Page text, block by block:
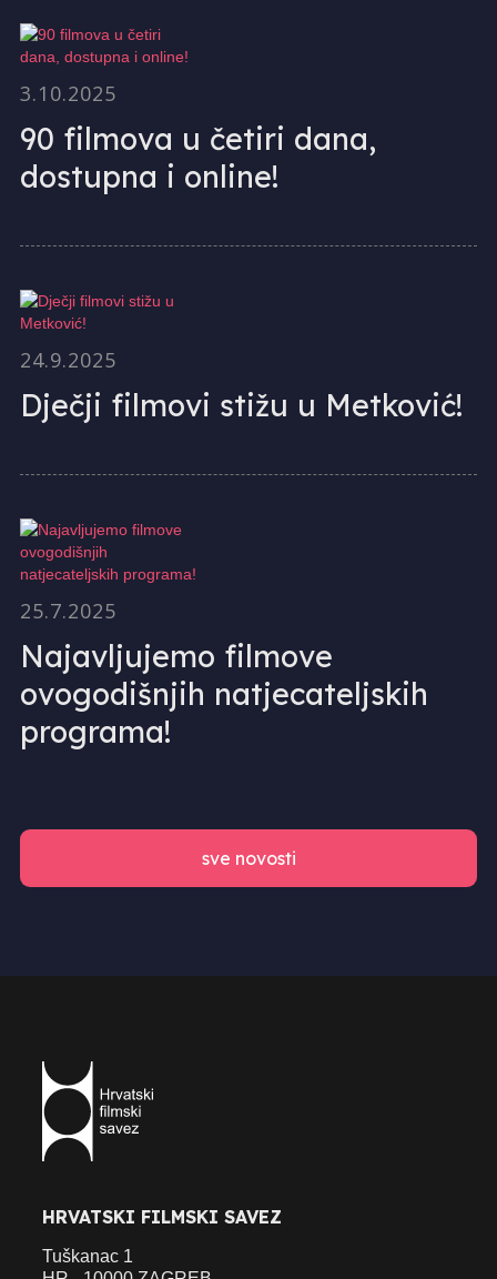
3.10.2025
90 filmova u četiri dana,
dostupna i online!
24.9.2025
Dječji filmovi stižu u Metković!
25.7.2025
Najavljujemo filmove
ovogodišnjih natjecateljskih
programa!
sve novosti
HRVATSKI FILMSKI SAVEZ
Tuškanac 1